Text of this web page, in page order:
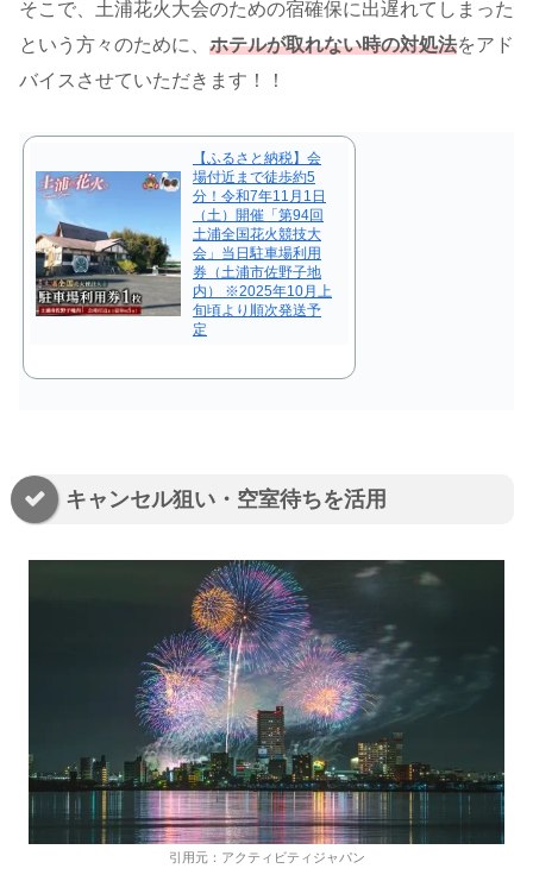
そこで、土浦花火大会のための宿確保に出遅れてしまった
という方々のために、 ホテルが取れない時の対処法をアド
バイスさせていただきます！！
【ふるさと納税】会
場付近まで徒歩約5
分！令和7年11月1日
（土）開催「第94回
土浦全国花火競技大
会」当日駐車場利用
券（土浦市佐野子地
内） ※2025年10月上
旬頃より順次発送予
定
キャンセル狙い・空室待ちを活用
引用元：アクティビティジャパン